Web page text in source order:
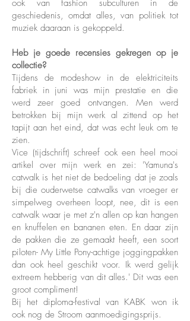
ook van fashion subculturen in de
geschiedenis, omdat alles, van politiek tot
muziek daaraan is gekoppeld.
Heb je goede recensies gekregen op je
collectie?
Tijdens de modeshow in de elektriciteits
fabriek in juni was mijn prestatie en die
werd zeer goed ontvangen. Men werd
betrokken bij mijn werk al zittend op het
tapijt aan het eind, dat was echt leuk om te
zien.
Vice (tijdschrift) schreef ook een heel mooi
artikel over mijn werk en zei: 'Yamuna's
catwalk is het niet de bedoeling dat je zoals
bij die ouderwetse catwalks van vroeger er
simpelweg overheen loopt, nee, dit is een
catwalk waar je met z'n allen op kan hangen
en knuffelen en bananen eten. En daar zijn
de pakken die ze gemaakt heeft, een soort
piloten- My Little Pony-achtige joggingpakken
dan ook heel geschikt voor. Ik werd gelijk
extreem hebberig van dit alles.' Dit was een
groot compliment!
Bij het diploma-festival van KABK won ik
ook nog de Stroom aanmoedigingsprijs.